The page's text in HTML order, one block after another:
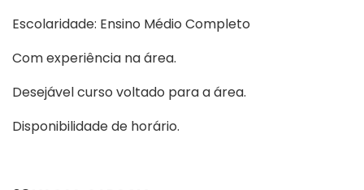
Escolaridade: Ensino Médio Completo
Com experiência na área.
Desejável curso voltado para a área.
Disponibilidade de horário.